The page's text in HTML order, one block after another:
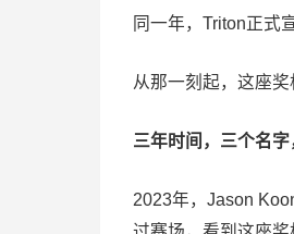
同一年，Triton正式
从那一刻起，这座
三年时间，三个名
2023年，Jason